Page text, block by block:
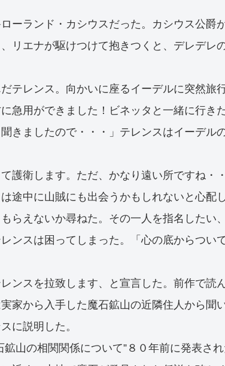
ーランド・カシウスだった。カシウス公爵
リエナが駆けつけて抱きつくと、デレデレ
テレンス。向かいに座るイーデルに突然旅
急用ができました！ビネッタと一緒に行き
きましたので・・・」テレンスはイーデル
護衛します。ただ、かなり遠い所ですね・
途中に山賊にも出会うかもしれないと心配し
らえないか尋ねた。その一人を指名したい
ンスは困ってしまった。「心の底からつい
ンスを拉致します、と宣言した。前作で読
家から入手した魔石鉱山の近隣住人から聞
に説明した。
山の相関関係について”８０年前に発表さ